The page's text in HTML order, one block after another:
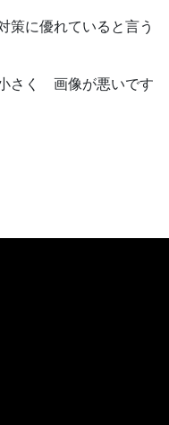
に優れていると言う
さく 画像が悪いです